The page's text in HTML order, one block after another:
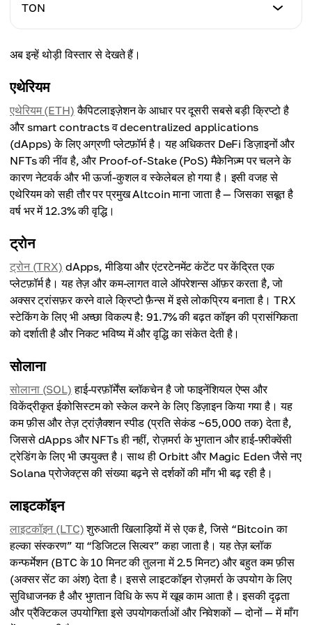
+50%
+360%
परिवर्तन
+71.9%
औसत कीमत, फ़रवरी 2024
$0.25
परिवर्तन
+257.1%
मार्केट कैप (अरब $)
औसत कीमत, फ़रवरी 2024
औसत कीमत, फ़रवरी 2025
$0.30
परिवर्तन
-63.9%
TON
$9.32
$2.06
औसत कीमत, फ़रवरी 2025
$3.7
परिवर्तन
अब इन्हें थोड़ी विस्तार से देखते हैं।
एथेरियम
एथेरियम (ETH) कैपिटलाइज़ेशन के आधार पर दूसरी सबसे बड़ी क्रिप्टो है
और smart contracts व decentralized applications
(dApps) के लिए अग्रणी प्लेटफ़ॉर्म है। यह अधिकतर DeFi डिज़ाइनों और
NFTs की नींव है, और Proof-of-Stake (PoS) मैकेनिज़्म पर चलने के
कारण नेटवर्क और भी ऊर्जा-कुशल व स्केलेबल हो गया है। इसी वजह से
एथेरियम को सही तौर पर प्रमुख Altcoin माना जाता है — जिसका सबूत है
वर्ष भर में 12.3% की वृद्धि।
ट्रोन
ट्रोन (TRX) dApps, मीडिया और एंटरटेनमेंट कंटेंट पर केंद्रित एक
प्लेटफ़ॉर्म है। यह तेज़ और कम-लागत वाले ऑपरेशन्स ऑफ़र करता है, जो
अक्सर ट्रांसफ़र करने वाले क्रिप्टो फ़ैन्स में इसे लोकप्रिय बनाता है। TRX
स्टेकिंग के लिए भी अच्छा विकल्प है: 91.7% की बढ़त कॉइन की प्रासंगिकता
को दर्शाती है और निकट भविष्य में और वृद्धि का संकेत देती है।
सोलाना
सोलाना (SOL) हाई-परफ़ॉर्मेंस ब्लॉकचेन है जो फाइनेंशियल ऐप्स और
विकेंद्रीकृत ईकोसिस्टम को स्केल करने के लिए डिज़ाइन किया गया है। यह
कम फ़ीस और तेज़ ट्रांज़ैक्शन स्पीड (प्रति सेकंड ~65,000 तक) देता है,
जिससे dApps और NFTs ही नहीं, रोज़मर्रा के भुगतान और हाई-फ़्रीक्वेंसी
ट्रेडिंग के लिए भी उपयुक्त है। साथ ही Orbitt और Magic Eden जैसे नए
Solana प्रोजेक्ट्स की संख्या बढ़ने से दर्शकों की माँग भी बढ़ रही है।
लाइटकॉइन
लाइटकॉइन (LTC)शुरुआती खिलाड़ियों में से एक है, जिसे “Bitcoin का
हल्का संस्करण” या “डिजिटल सिल्वर” कहा जाता है। यह तेज़ ब्लॉक
कन्फर्मेशन (BTC के 10 मिनट की तुलना में 2.5 मिनट) और बहुत कम फ़ीस
(अक्सर सेंट का अंश) देता है। इससे लाइटकॉइन रोज़मर्रा के उपयोग के लिए
सुविधाजनक है और भुगतान विधि के रूप में खूब काम आता है। इसकी दृढ़ता
और प्रैक्टिकल उपयोगिता इसे उपयोगकर्ताओं और निवेशकों — दोनों — में माँग